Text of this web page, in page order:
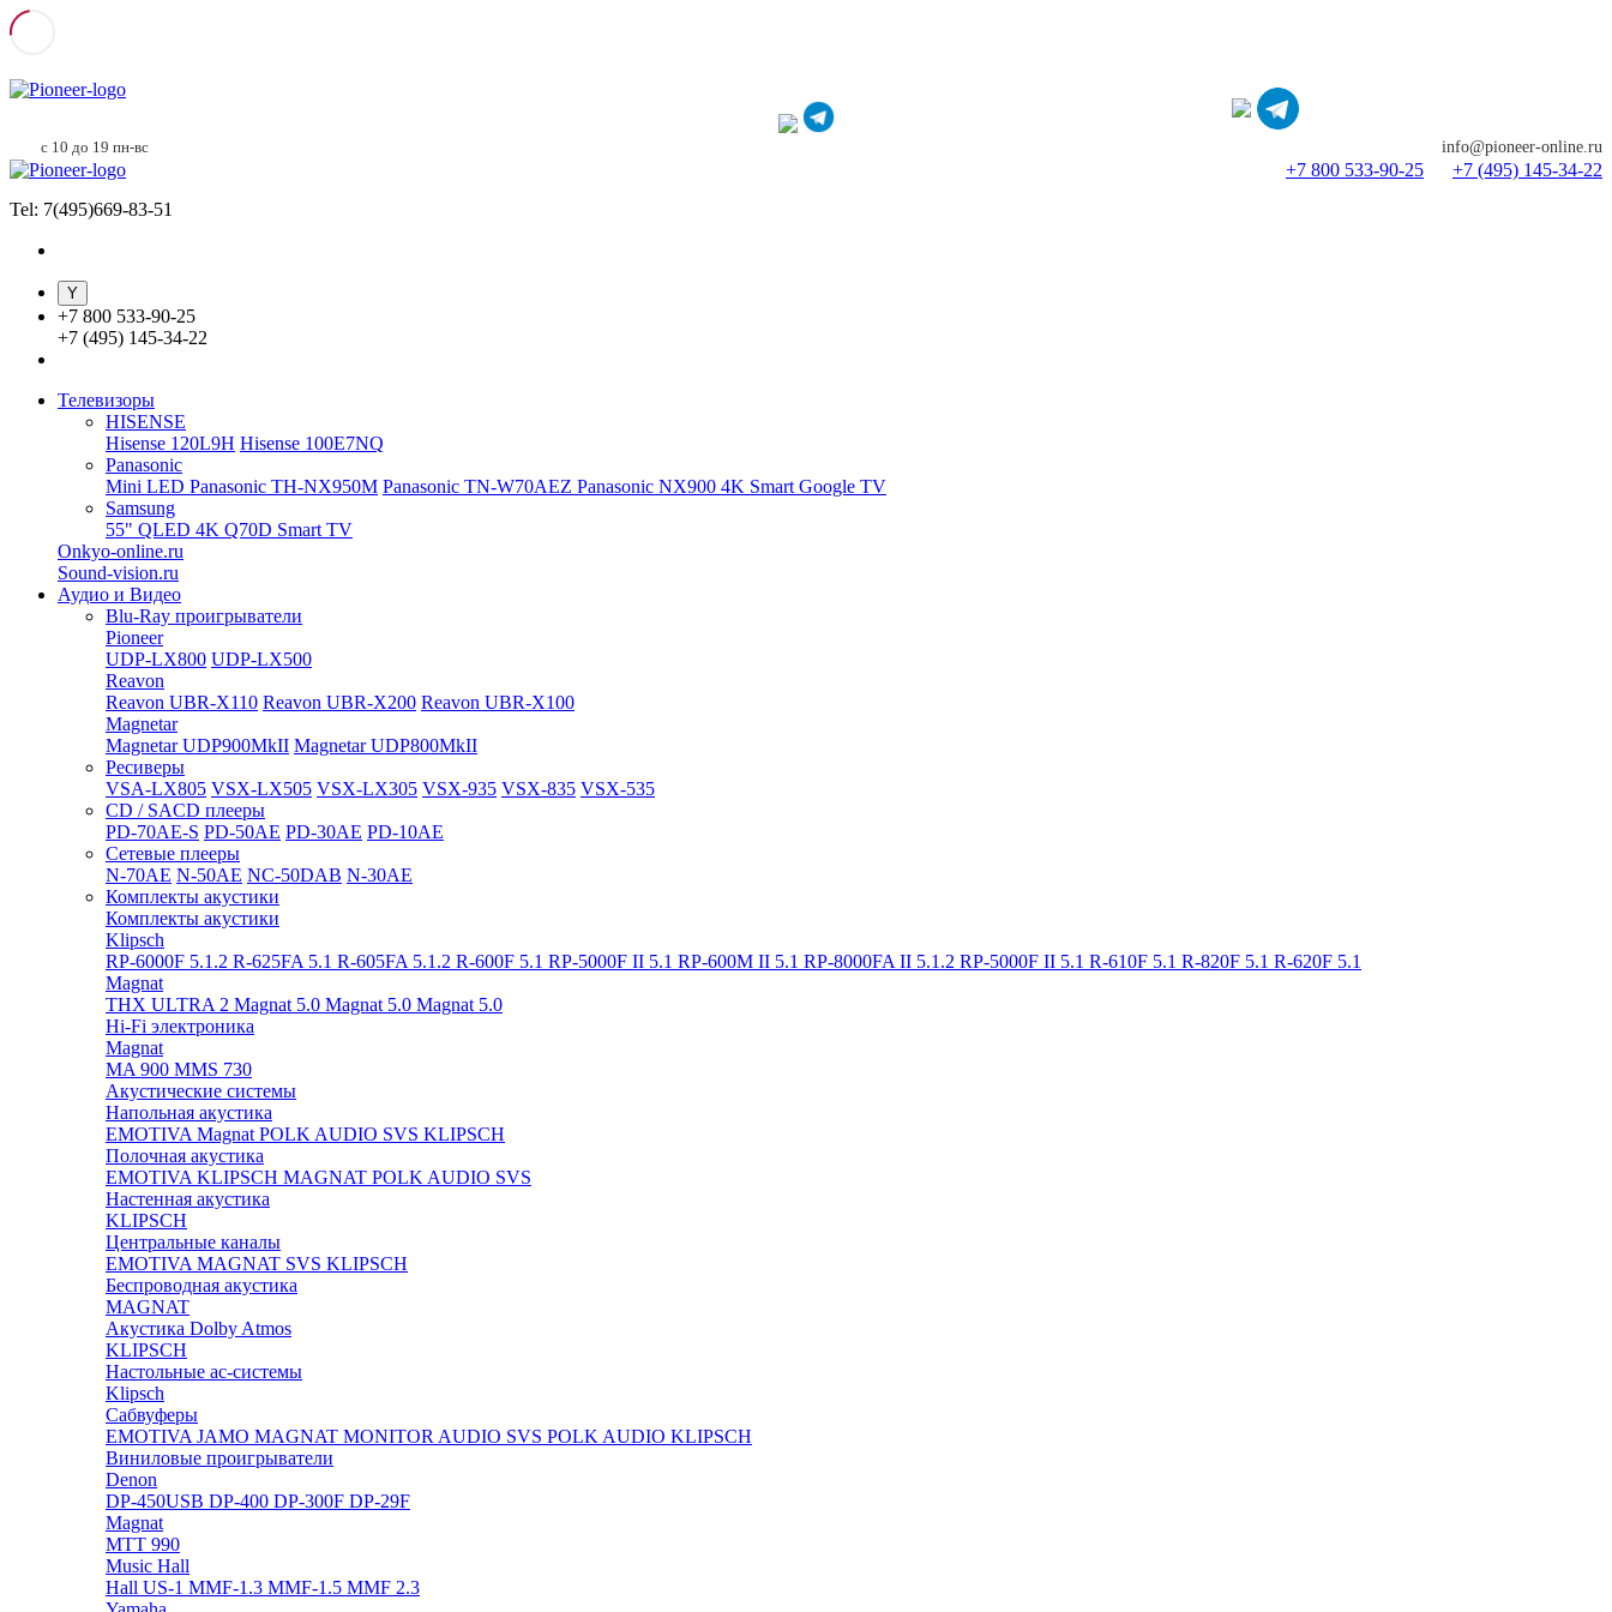
с 10 до 19 пн-вс info@pioneer-online.ru
+7 800 533-90-25
+7 (495) 145-34-22
Tel: 7(495)669-83-51
+7 800 533-90-25
+7 (495) 145-34-22
Телевизоры
HISENSE
Hisense 120L9H Hisense 100E7NQ
Panasonic
Mini LED Panasonic TH-NX950M Panasonic TN-W70AEZ Panasonic NX900 4K Smart Google TV
Samsung
55" QLED 4K Q70D Smart TV
Onkyo-online.ru
Sound-vision.ru
Аудио и Видео
Blu-Ray проигрыватели
Pioneer
UDP-LX800 UDP-LX500
Reavon
Reavon UBR-X110 Reavon UBR-X200 Reavon UBR-X100
Magnetar
Magnetar UDP900MkII Magnetar UDP800MkII
Ресиверы
VSA-LX805 VSX-LX505 VSX-LX305 VSX-935 VSX-835 VSX-535
CD / SACD плееры
PD-70AE-S PD-50AE PD-30AE PD-10AE
Сетевые плееры
N-70AE N-50AE NC-50DAB N-30AE
Комплекты акустики
Комплекты акустики
Klipsch
RP-6000F 5.1.2 R-625FA 5.1 R-605FA 5.1.2 R-600F 5.1 RP-5000F II 5.1 RP-600M II 5.1 RP-8000FA II 5.1.2 RP-5000F II 5.1 R-610F 5.1 R-820F 5.1 R-620F 5.1
Magnat
THX ULTRA 2 Magnat 5.0 Magnat 5.0 Magnat 5.0
Hi-Fi электроника
Magnat
MA 900 MMS 730
Акустические системы
Напольная акустика
EMOTIVA Magnat POLK AUDIO SVS KLIPSCH
Полочная акустика
EMOTIVA KLIPSCH MAGNAT POLK AUDIO SVS
Настенная акустика
KLIPSCH
Центральные каналы
EMOTIVA MAGNAT SVS KLIPSCH
Беспроводная акустика
MAGNAT
Акустика Dolby Atmos
KLIPSCH
Настольные ас-системы
Klipsch
Сабвуферы
EMOTIVA JAMO MAGNAT MONITOR AUDIO SVS POLK AUDIO KLIPSCH
Виниловые проигрыватели
Denon
DP-450USB DP-400 DP-300F DP-29F
Magnat
MTT 990
Music Hall
Hall US-1 MMF-1.3 MMF-1.5 MMF 2.3